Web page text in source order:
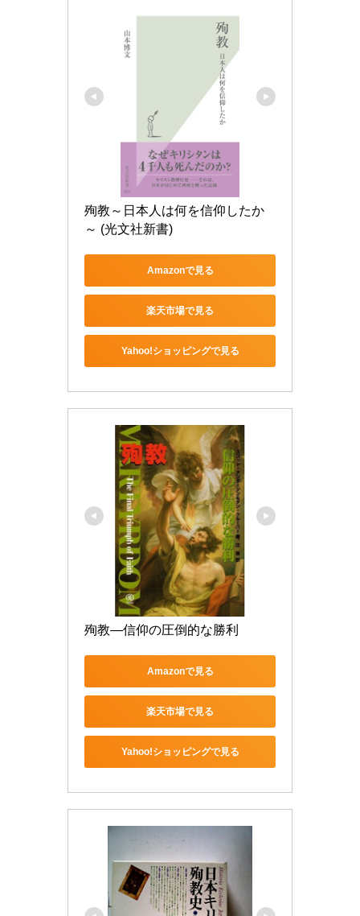
殉教～日本人は何を信仰したか
～ (光文社新書)
Amazonで見る
楽天市場で見る
Yahoo!ショッピングで見る
殉教―信仰の圧倒的な勝利
Amazonで見る
楽天市場で見る
Yahoo!ショッピングで見る